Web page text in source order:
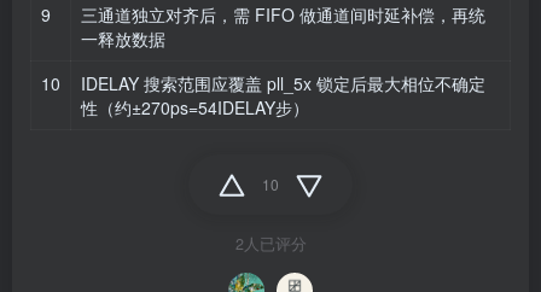
9
三通道独立对齐后，需 FIFO 做通道间时延补偿，再统
一释放数据
10
IDELAY 搜索范围应覆盖 pll_5x 锁定后最大相位不确定
性（约±270ps=54IDELAY步）
10
2人已评分